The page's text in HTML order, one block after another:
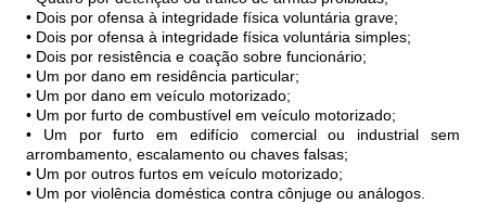
• Dois por ofensa à integridade física voluntária grave;
• Dois por ofensa à integridade física voluntária simples;
• Dois por resistência e coação sobre funcionário;
• Um por dano em residência particular;
• Um por dano em veículo motorizado;
• Um por furto de combustível em veículo motorizado;
• Um por furto em edifício comercial ou industrial sem
arrombamento, escalamento ou chaves falsas;
• Um por outros furtos em veículo motorizado;
• Um por violência doméstica contra cônjuge ou análogos.